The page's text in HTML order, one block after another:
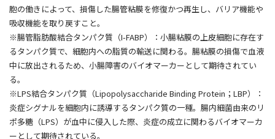
胞の働きによって、損傷した腸管粘膜を修復かつ再生し、バリア機能や
吸収機能を取り戻すこと。
※腸管脂肪酸結合タンパク質（I-FABP）：小腸粘膜の上皮細胞に存在す
るタンパク質で、細胞内への脂質の輸送に関わる。腸粘膜の損傷で血液
中に放出されるため、小腸障害のバイオマーカーとして期待されてい
る。
※LPS結合タンパク質（Lipopolysaccharide Binding Protein；LBP）：
炎症シグナルを細胞内に誘導するタンパク質の一種。腸内細菌由来のリ
ポ多糖（LPS）が血中に侵入した際、炎症の成立に関わるバイオマーカ
ーとして期待されている。